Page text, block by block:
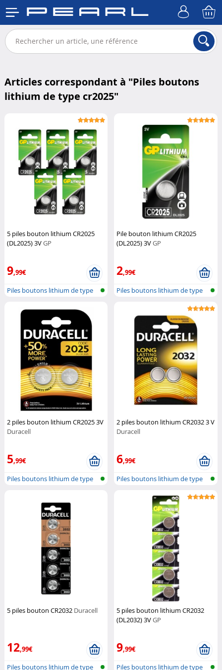
Articles correspondant à "Piles boutons
lithium de type cr2025"
5 piles bouton lithium CR2025
(DL2025) 3VGP
9,99€
Piles boutons lithium de type
Pile bouton lithium CR2025
(DL2025) 3VGP
2,99€
Piles boutons lithium de type
2 piles bouton lithium CR2025 3V
Duracell
5,99€
Piles boutons lithium de type
2 piles bouton lithium CR2032 3 V
Duracell
6,99€
Piles boutons lithium de type
5 piles bouton CR2032 Duracell
12,99€
Piles boutons lithium de type
5 piles bouton lithium CR2032
(DL2032) 3VGP
9,99€
Piles boutons lithium de type